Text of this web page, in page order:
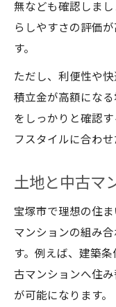
無なども確認しま
らしやすさの評価
す。
ただし、利便性や
積立金が高額にな
をしっかりと確認
フスタイルに合わせ
土地と中古マ
宝塚市で理想の住
マンションの組み
す。例えば、建築
古マンションへ住
が可能になります。